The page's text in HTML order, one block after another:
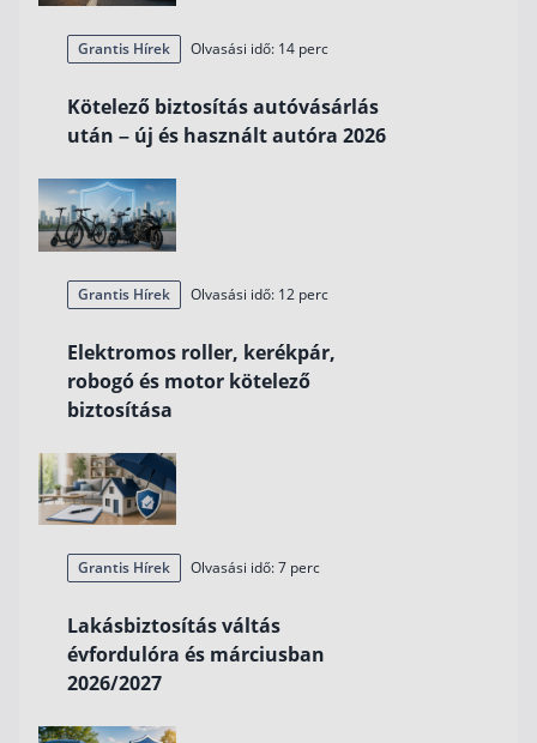
Grantis Hírek Olvasási idő: 14 perc
Kötelező biztosítás autóvásárlás
után – új és használt autóra 2026
Grantis Hírek Olvasási idő: 12 perc
Elektromos roller, kerékpár,
robogó és motor kötelező
biztosítása
Grantis Hírek Olvasási idő: 7 perc
Lakásbiztosítás váltás
évfordulóra és márciusban
2026/2027